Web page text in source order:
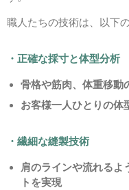
職人たちの技術は、以下
・正確な採寸と体型分析
骨格や筋肉、体重移動
お客様一人ひとりの体
・繊細な縫製技術
肩のラインや流れるよ
トを実現